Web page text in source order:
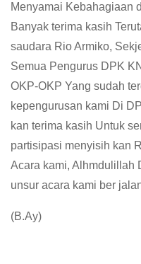
Menyamai Kebahagiaan
Banyak terima kasih
saudara Rio Armiko,
Semua Pengurus DPK
OKP-OKP Yang sudah
kepengurusan kami Di
kan terima kasih Untuk
partisipasi menyisih kan
Acara kami, Alhmdulillah
unsur acara kami ber
(B.Ay)